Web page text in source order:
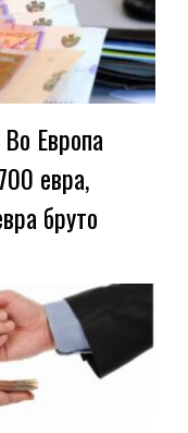
Европа
евра,
бруто